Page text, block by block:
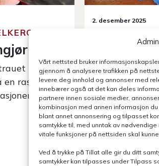
Vårt nettsted bruker
gjennom å analysere trafikken på
levere deg innhold og annonser med
innebærer også at det kan deles
partnere innen sosiale medier,
kombinasjon med annen informasjon
blant annet annonsering og tilpasset
samtykke til, med unntak av
vitale funksjoner på nettsiden skal
Ved å trykke på Tillat alle gir du ditt
samtykker kan tilpasses under Tilpass
i din Lely
rask
når du
2. desember 2025
Slik kalibrerer
din Lely A5
rengjøre
først er i gang!